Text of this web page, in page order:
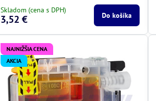
Skladom (cena s DPH)
3,52 € Do košíka
NAJNIŽŠIA CENA
AKCIA